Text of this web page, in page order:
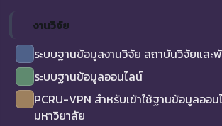
งานวิจัย
ระบบฐานข้อมูลงานวิจัย สถาบันวิจัยแล
ระบบฐานข้อมูลออนไลน์
PCRU-VPN สำหรับเข้าใช้ฐานข้อมูลออ
มหาวิยาลัย